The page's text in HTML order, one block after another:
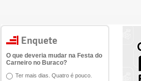
O que deveria mudar na Festa do
Carneiro no Buraco?
Ter mais dias. Quatro é pouco.